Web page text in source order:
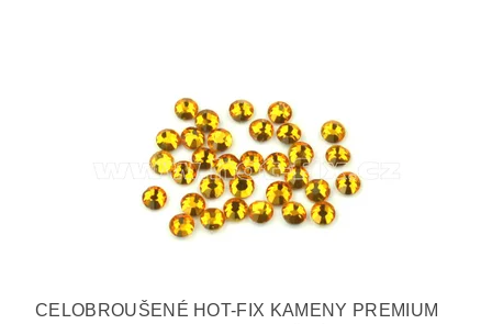
CELOBROUŠENÉ HOT-FIX KAMENY PREMIUM